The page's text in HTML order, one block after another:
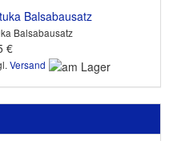
Balsabausatz
€
Versand